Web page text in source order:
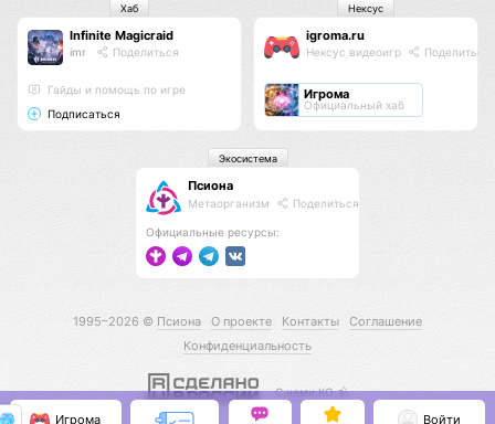
Infinite Magicraid
imr Поделиться
Гайды и помощь по игре
Подписаться
Хаб
igroma.ru
Нексус видеоигр Поделиться
Игрома
Официальный хаб
Нексус
Псиона
Метаорганизм Поделиться
Официальные ресурсы:
Экосистема
1995–2026 © Псиона О проекте Контакты
Соглашение
Конфиденциальность
С нами КО 🕉️
Игрома Войти